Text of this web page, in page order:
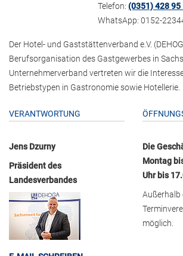
Telefon:(0351) 428 95
WhatsApp: 0152-
Der Hotel- und Gaststättenverband e.V.
Berufsorganisation des Gastgewerbes in
Unternehmerverband vertreten wir die
Betriebstypen in Gastronomie sowie Hotellerie.
VERANTWORTUNG
Jens Dzurny
Präsident des
Landesverbandes
Die
Montag
Uhr bis
Außerhalb
möglich.